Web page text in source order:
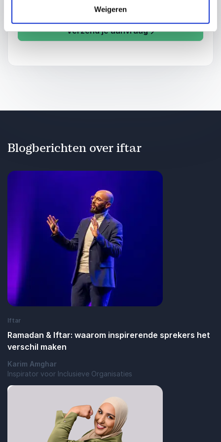
Weigeren
Verzend je aanvraag
Blogberichten over iftar
Iftar
Ramadan & Iftar: waarom inspirerende sprekers het
verschil maken
Karim Amghar
Inspirator voor Inclusieve Organisaties
: Ramadan & Iftar: waarom inspirerende